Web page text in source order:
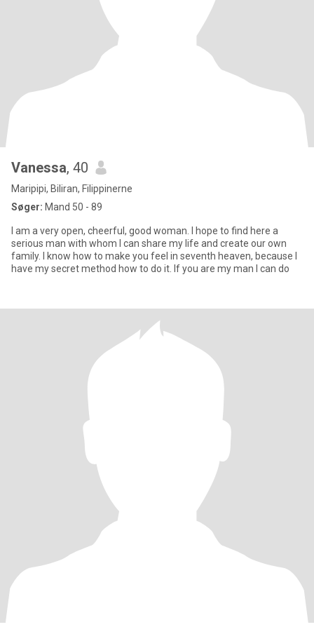
Vanessa, 40
Maripipi, Biliran, Filippinerne
Søger: Mand 50 - 89
I am a very open, cheerful, good woman. I hope to find here a
serious man with whom I can share my life and create our own
family. I know how to make you feel in seventh heaven, because I
have my secret method how to do it. If you are my man I can do